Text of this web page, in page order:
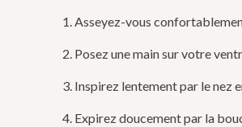
Asseyez-vous
Posez une main sur votre
Inspirez lentement par le nez
Expirez doucement par la